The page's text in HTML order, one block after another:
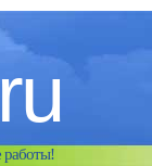
работы!